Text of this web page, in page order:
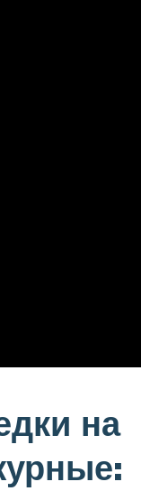
на